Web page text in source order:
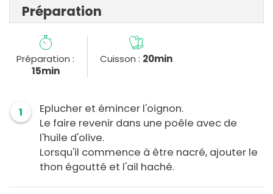
Préparation
Préparation :
15min
Cuisson : 20min
1
Eplucher et émincer l'oignon.
Le faire revenir dans une poêle avec de
l'huile d'olive.
Lorsqu'il commence à être nacré, ajouter le
thon égoutté et l'ail haché.